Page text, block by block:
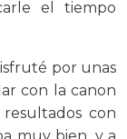
el tiempo
por unas
con la canon
con